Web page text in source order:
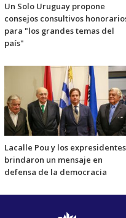
Un Solo Uruguay propone
consejos consultivos
para "los grandes temas del
país"
Lacalle Pou y los expresidentes
brindaron un mensaje en
defensa de la democracia